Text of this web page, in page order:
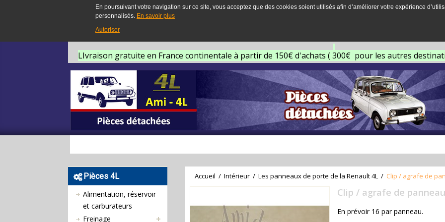
En poursuivant votre navigation sur ce site, vous acceptez que des cookies soient utilisés afin d’améliorer votre expérience
personnalisés. En savoir plus
Autoriser
LIvraison gratuite en France continentale à partir de 150€ d'achats ( 300€ pour les autres
Accueil / Intérieur / Les panneaux de porte de la Renault 4L / Clip / agrafe de
Clip / agrafe de
En prévoir 16 par panneau.
Pièces 4L
Alimentation, réservoir
et carburateurs
Freinage